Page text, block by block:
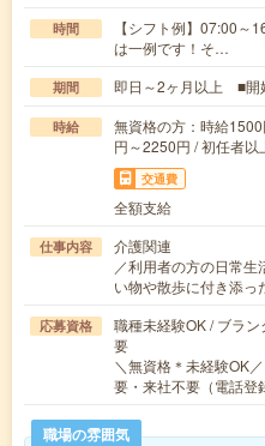
時間
【シフト例】07:00～
は一例です！そ…
期間 即日～2ヶ月以上 ■開
時給
無資格の方：時給
円～2250円 / 初任者
交通費
全額支給
仕事内容
介護関連
／利用者の方の日常
い物や散歩に付き添
応募資格
職種未経験OK / ブラ
要
＼無資格＊未経験OK
要・来社不要（電話
職場の雰囲気